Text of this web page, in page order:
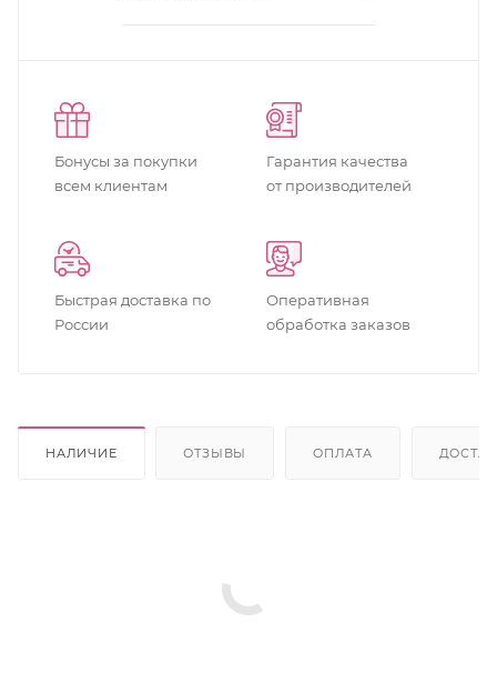
Бонусы за покупки
всем клиентам
Гарантия качества
от производителей
Быстрая доставка по
России
Оперативная
обработка заказов
НАЛИЧИЕ ОТЗЫВЫ ОПЛАТА